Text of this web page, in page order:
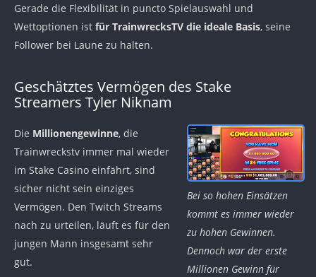
Gerade die Flexibilität in puncto Spielauswahl und
Wettoptionen ist für TrainwrecksTV die ideale Basis, seine
Follower bei Laune zu halten.
Geschätztes Vermögen des Stake
Streamers Tyler Niknam
Bei so hohen Einsätzen
kommt es immer wieder
zu hohen Gewinnen.
Dennoch war der erste
Millionen Gewinn für
Die Millionengewinne, die
Trainwreckstv immer mal wieder
im Stake Casino einfährt, sind
sicher nicht sein einziges
Vermögen. Den Twitch Streams
nach zu urteilen, läuft es für den
jungen Mann insgesamt sehr
gut.